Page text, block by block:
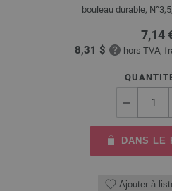
bouleau durable,
7,14
8,31 $ hors TVA,
DANS LE
Ajouter à